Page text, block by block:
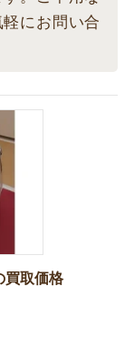
にお問い合
買取価格